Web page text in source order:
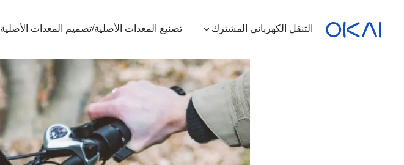
التنقل الكهربائي المشترك تصنيع المعدات الأصلية/تصميم المعدات الأصلية